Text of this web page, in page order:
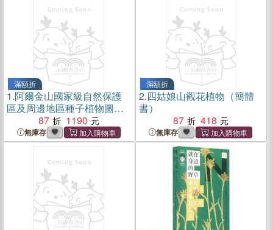
滿額折
1.阿爾金山國家級自然保護
區及周邊地區種子植物圖譜
（簡體書）
87 1190
無庫存
滿額折
2.四姑娘山觀花植物（簡體
書）
87
418
無庫存